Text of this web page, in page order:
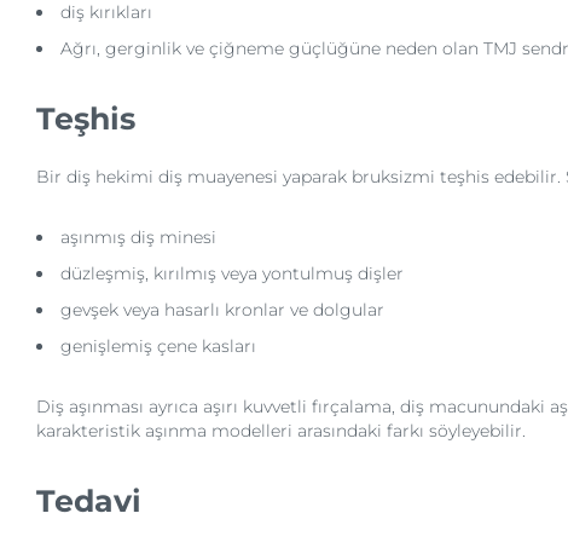
diş kırıkları
Ağrı, gerginlik ve çiğneme güçlüğüne neden olan TMJ
Teşhis
Bir diş hekimi diş muayenesi yaparak bruksizmi teşhis edebilir.
aşınmış diş minesi
düzleşmiş, kırılmış veya yontulmuş dişler
gevşek veya hasarlı kronlar ve dolgular
genişlemiş çene kasları
Diş aşınması ayrıca aşırı kuvvetli fırçalama, diş
karakteristik aşınma modelleri arasındaki farkı söyleyebilir.
Tedavi